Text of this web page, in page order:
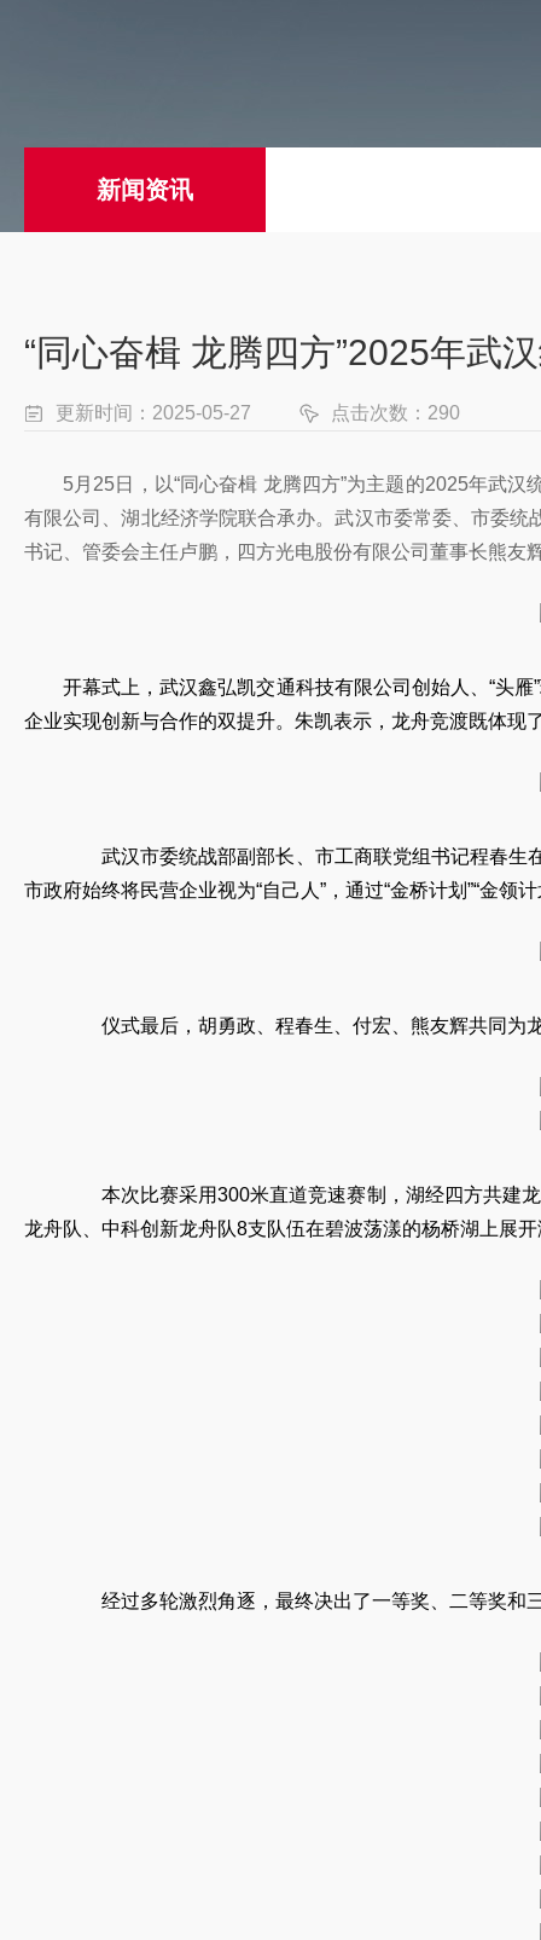
新闻资讯
“同心奋楫 龙腾四方”2025年武
更新时间：2025-05-27 点击次数：290
5月25日，以“同心奋楫 龙腾四方”为主题的2025年武
有限公司、湖北经济学院联合承办。武汉市委常委、市委
书记、管委会主任卢鹏，四方光电股份有限公司董事长熊
开幕式上，武汉鑫弘凯交通科技有限公司创始人、“头
企业实现创新与合作的双提升。朱凯表示，龙舟竞渡既体现
武汉市委统战部副部长、市工商联党组书记程春生在
市政府始终将民营企业视为“自己人”，通过“金桥计划”“金
仪式最后，胡勇政、程春生、付宏、熊友辉共同为龙
本次比赛采用300米直道竞速赛制，湖经四方共建龙
龙舟队、中科创新龙舟队8支队伍在碧波荡漾的杨桥湖上展
经过多轮激烈角逐，最终决出了一等奖、二等奖和